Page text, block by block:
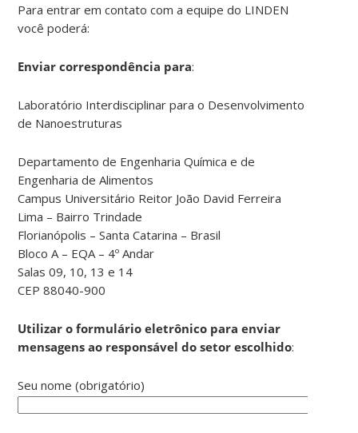
Para entrar em contato com a equipe do LINDEN
você poderá:
Enviar correspondência para:
Laboratório Interdisciplinar para o Desenvolvimento
de Nanoestruturas
Departamento de Engenharia Química e de
Engenharia de Alimentos
Campus Universitário Reitor João David Ferreira
Lima – Bairro Trindade
Florianópolis – Santa Catarina – Brasil
Bloco A – EQA – 4º Andar
Salas 09, 10, 13 e 14
CEP 88040-900
Utilizar o formulário eletrônico para enviar
mensagens ao responsável do setor escolhido:
Seu nome (obrigatório)